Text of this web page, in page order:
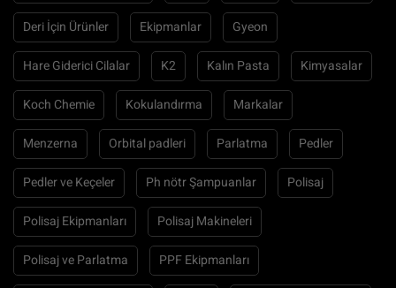
Deri İçin Ürünler Ekipmanlar Gyeon
Hare Giderici Cilalar K2 Kalın Pasta Kimyasalar
Koch Chemie Kokulandırma Markalar
Menzerna Orbital padleri Parlatma Pedler
Pedler ve Keçeler Ph nötr Şampuanlar Polisaj
Polisaj Ekipmanları Polisaj Makineleri
Polisaj ve Parlatma PPF Ekipmanları